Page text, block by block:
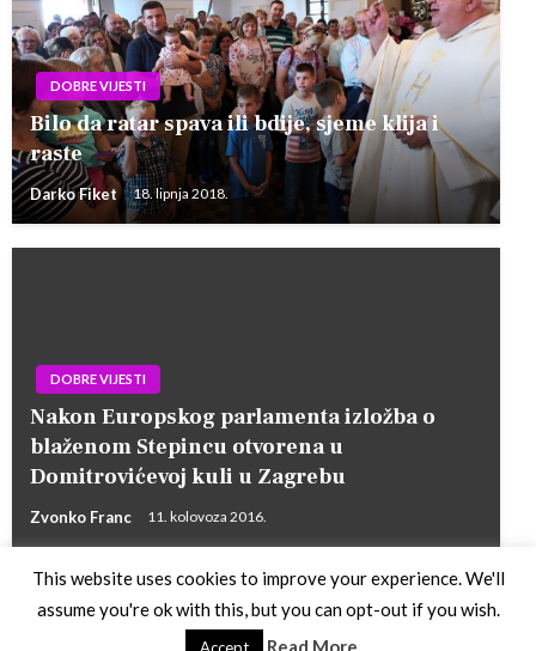
DOBRE VIJESTI
Bilo da ratar spava ili bdije, sjeme klija i
raste
Darko Fiket 18. lipnja 2018.
DOBRE VIJESTI
Nakon Europskog parlamenta izložba o
blaženom Stepincu otvorena u
Domitrovićevoj kuli u Zagrebu
Zvonko Franc 11. kolovoza 2016.
This website uses cookies to improve your experience. We'll
assume you're ok with this, but you can opt-out if you wish.
Read More